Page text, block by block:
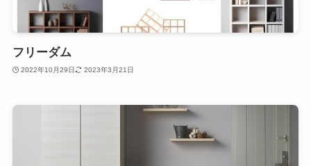
フリーダム
2022年10月29日 2023年3月21日